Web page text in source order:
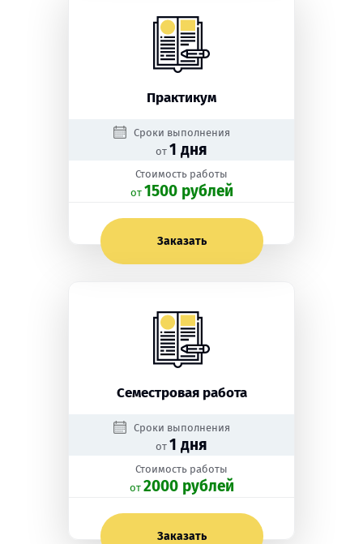
Практикум
Сроки выполнения
от 1 дня
Стоимость работы
oт 1500 рублей
Заказать
Семестровая работа
Сроки выполнения
от 1 дня
Стоимость работы
oт 2000 рублей
Заказать